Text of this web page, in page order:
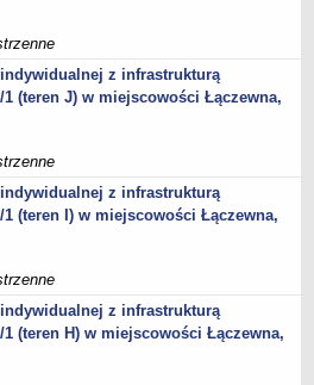
dla Gminy Boniewo na lata 2024-2028
i Rozwiązywania Problemów
Społecznych
Gminy Boniewo
problemów alkoholowych
Boniewo na lata 2012-2020
I WYROBÓW
DLA GMINY BONIEWO NA LATA
z infrastrukturą
(teren J) w miejscowości Łączewna,
z infrastrukturą
(teren I) w miejscowości Łączewna,
z infrastrukturą
(teren H) w miejscowości Łączewna,